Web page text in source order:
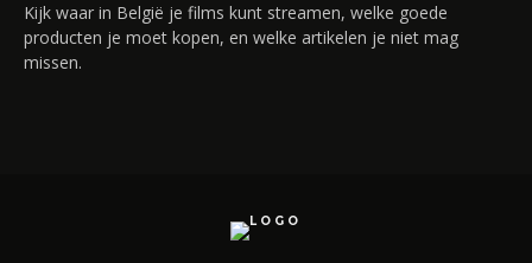
Kijk waar in België je films kunt streamen, welke goede
producten je moet kopen, en welke artikelen je niet mag
missen.